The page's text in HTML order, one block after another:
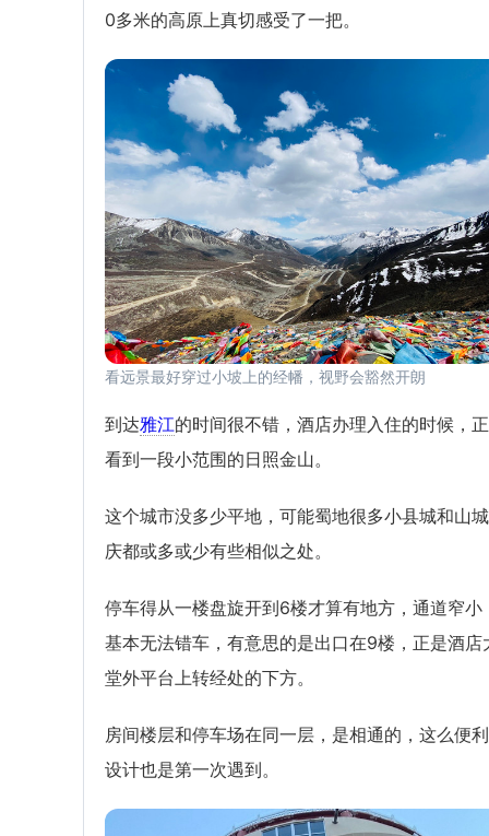
0多米的高原上真切感受了一把。
看远景最好穿过小坡上的经幡，视野会豁然开朗
到达雅江的时间很不错，酒店办理入住的时候，
看到一段小范围的日照金山。
这个城市没多少平地，可能蜀地很多小县城和山
庆都或多或少有些相似之处。
停车得从一楼盘旋开到6楼才算有地方，通道窄小
基本无法错车，有意思的是出口在9楼，正是酒店
堂外平台上转经处的下方。
房间楼层和停车场在同一层，是相通的，这么便
设计也是第一次遇到。